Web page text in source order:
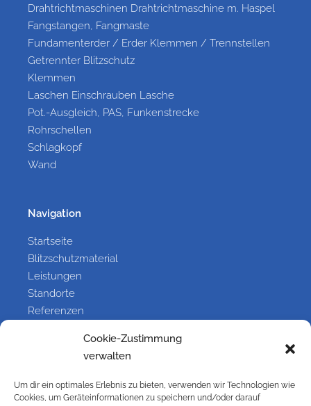
Cookie-Zustimmung
verwalten
Um dir ein optimales Erlebnis zu bieten, verwenden wir Technologien wie
Cookies, um Geräteinformationen zu speichern und/oder darauf
Drahtrichtmaschinen Drahtrichtmaschine m. Haspel
Fangstangen, Fangmaste
Fundamenterder / Erder Klemmen / Trennstellen
Getrennter Blitzschutz
Klemmen
Laschen Einschrauben Lasche
Pot.-Ausgleich, PAS, Funkenstrecke
Rohrschellen
Schlagkopf
Wand
Navigation
Startseite
Blitzschutzmaterial
Leistungen
Standorte
Referenzen
Information